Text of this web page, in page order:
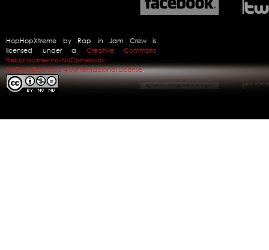
HopHopXtreme by Rap in Jam Crewis
licensed under a Creative Commons
Reconocimiento-NoComercial-
SinObraDerivada 4.0 Internacional License.